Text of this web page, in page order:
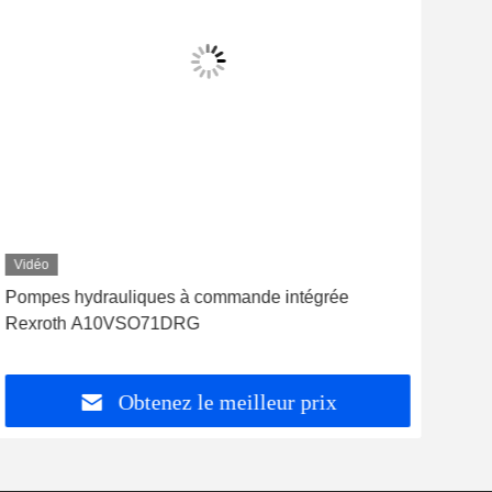
Vidéo
Pompes hydrauliques à commande intégrée
Rexroth A10VSO71DRG
Obtenez le meilleur prix